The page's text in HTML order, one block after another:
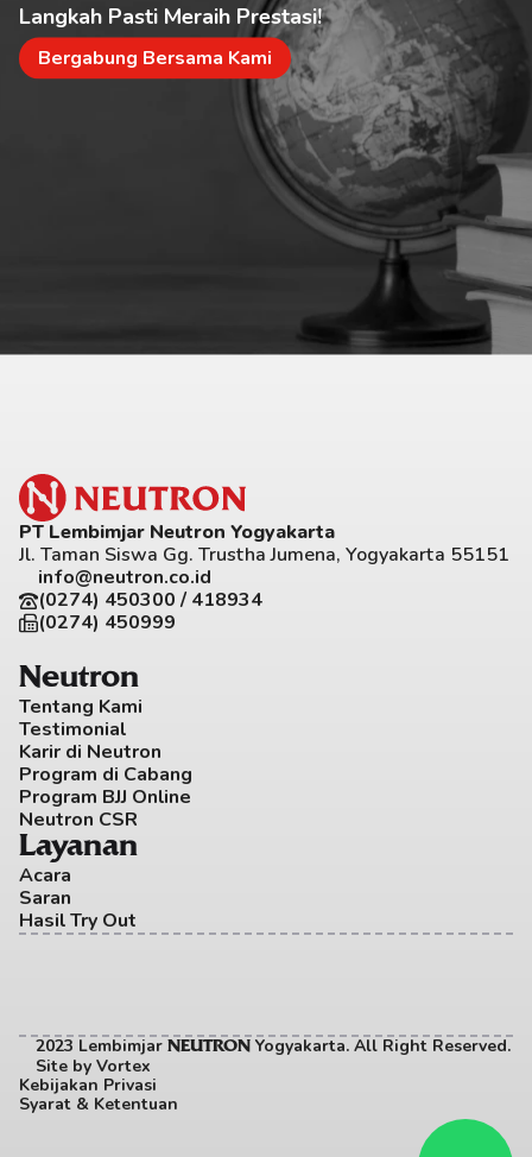
Langkah Pasti Meraih Prestasi!
Bergabung Bersama Kami
PT Lembimjar Neutron Yogyakarta
Jl. Taman Siswa Gg. Trustha Jumena, Yogyakarta 55151
info@neutron.co.id
(0274) 450300 / 418934
(0274) 450999
Neutron
Tentang Kami
Testimonial
Karir di Neutron
Program di Cabang
Program BJJ Online
Neutron CSR
Layanan
Acara
Saran
Hasil Try Out
2023 Lembimjar NEUTRON Yogyakarta. All Right Reserved.
Site by Vortex
Kebijakan Privasi
Syarat & Ketentuan